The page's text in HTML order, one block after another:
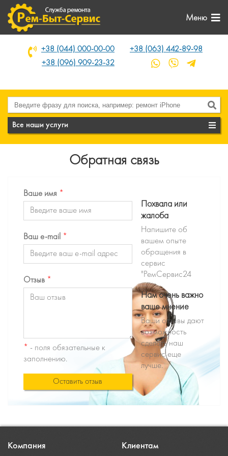
Меню
+38 (044) 000-00-00
+38 (063) 442-89-98
+38 (096) 909-23-32
Все наши услуги
Обратная связь
Ваше имя *
Ваш e-mail *
Отзыв *
* - поля обязательные к
заполнению.
Оставить отзыв
Похвала или
жалоба
Напишите об
вашем опыте
обращения в
сервис
"РемСервис24
Нам очень важно
ваше мнение
Ваши отзывы дают
возможность
сделать наш
сервис еще
лучше.
Компания Клиентам